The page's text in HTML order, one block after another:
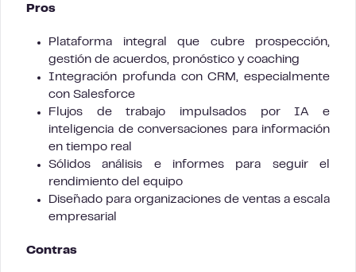
Pros
Plataforma integral que cubre prospección,
gestión de acuerdos, pronóstico y coaching
Integración profunda con CRM, especialmente
con Salesforce
Flujos de trabajo impulsados por IA e
inteligencia de conversaciones para información
en tiempo real
Sólidos análisis e informes para seguir el
rendimiento del equipo
Diseñado para organizaciones de ventas a escala
empresarial
Contras